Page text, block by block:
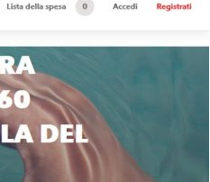
Mantova